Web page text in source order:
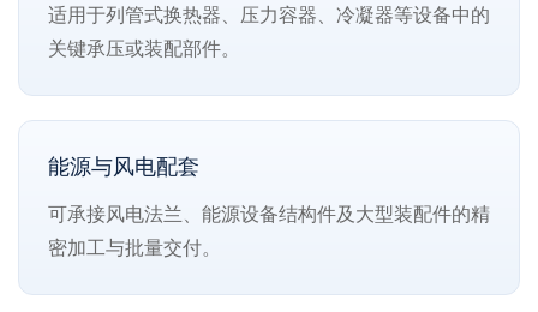
适用于列管式换热器、压力容器、冷凝器等设备中的
关键承压或装配部件。
能源与风电配套
可承接风电法兰、能源设备结构件及大型装配件的精
密加工与批量交付。